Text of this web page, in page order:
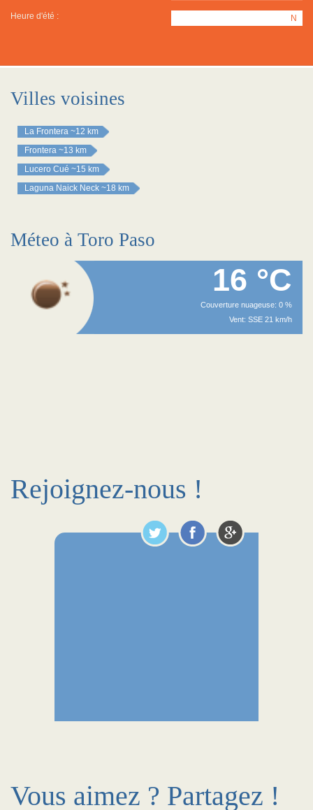
Heure d'été : N
Villes voisines
La Frontera ~12 km
Frontera ~13 km
Lucero Cué ~15 km
Laguna Naick Neck ~18 km
Méteo à Toro Paso
16 °C
Couverture nuageuse: 0 %
Vent: SSE 21 km/h
Rejoignez-nous !
Vous aimez ? Partagez !